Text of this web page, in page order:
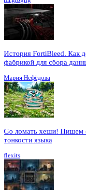
История FortiBleed. Как
фабрикой для сбора
Мария Нефёдова
Go ломать хеши! Пишем
тонкости языка
flexits